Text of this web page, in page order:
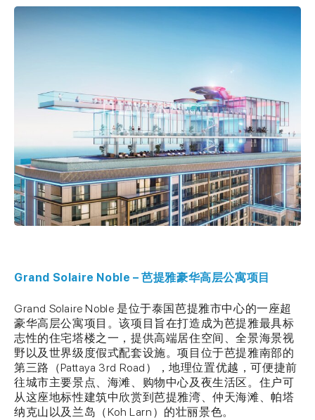
Grand Solaire Noble – 芭提雅豪华高层公寓项目
Grand Solaire Noble 是位于泰国芭提雅市中心的一座超
豪华高层公寓项目。该项目旨在打造成为芭提雅最具标
志性的住宅塔楼之一，提供高端居住空间、全景海景视
野以及世界级度假式配套设施。项目位于芭提雅南部的
第三路（Pattaya 3rd Road），地理位置优越，可便捷前
往城市主要景点、海滩、购物中心及夜生活区。住户可
从这座地标性建筑中欣赏到芭提雅湾、仲天海滩、帕塔
纳克山以及兰岛（Koh Larn）的壮丽景色。